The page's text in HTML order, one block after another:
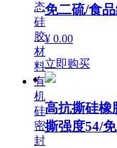
态
硅
胶
材
料
有
机
硅
密
封
免二硫/食
¥ 0.00
立即购买
高抗撕硅橡
撕强度54/